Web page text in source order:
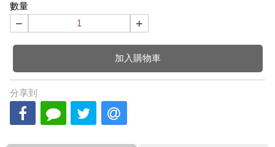
數量
− +
加入購物車
分享到